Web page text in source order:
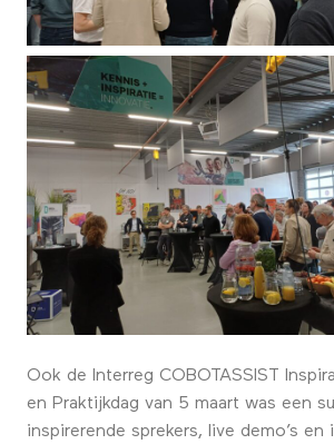
Ook de Interreg COBOTASSIST
en Praktijkdag van 5 maart was een
inspirerende sprekers, live demo’s en